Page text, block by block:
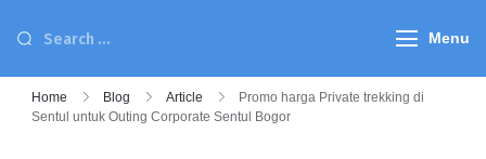
Menu
Home Blog Article
Promo harga Private trekking di
Sentul untuk Outing Corporate Sentul Bogor